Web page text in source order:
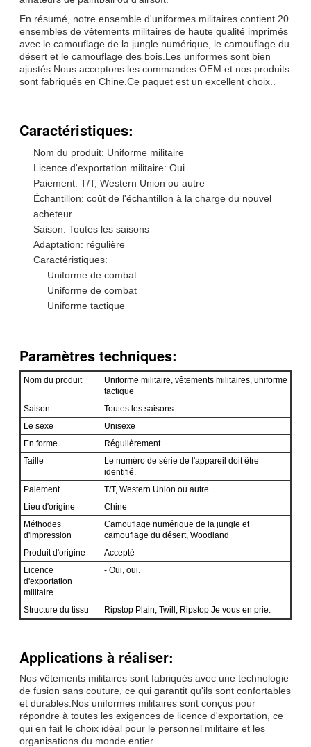
En résumé, notre ensemble d'uniformes militaires contient 20
ensembles de vêtements militaires de haute qualité imprimés
avec le camouflage de la jungle numérique, le camouflage du
désert et le camouflage des bois.Les uniformes sont bien
ajustés.Nous acceptons les commandes OEM et nos produits
sont fabriqués en Chine.Ce paquet est un excellent choix..
Caractéristiques:
Nom du produit: Uniforme militaire
Licence d'exportation militaire: Oui
Paiement: T/T, Western Union ou autre
Échantillon: coût de l'échantillon à la charge du nouvel
acheteur
Saison: Toutes les saisons
Adaptation: régulière
Caractéristiques:
Uniforme de combat
Uniforme de combat
Uniforme tactique
Paramètres techniques:
Nom du produit
Uniforme militaire, vêtements militaires, uniforme
tactique
Saison
Toutes les saisons
Le sexe
Unisexe
En forme
Régulièrement
Taille
Le numéro de série de l'appareil doit être
identifié.
Paiement
T/T, Western Union ou autre
Lieu d'origine
Chine
Méthodes
d'impression
Camouflage numérique de la jungle et
camouflage du désert, Woodland
Produit d'origine
Accepté
Licence
d'exportation
militaire
- Oui, oui.
Structure du tissu Ripstop Plain, Twill, Ripstop Je vous en prie.
Applications à réaliser:
Nos vêtements militaires sont fabriqués avec une technologie
de fusion sans couture, ce qui garantit qu'ils sont confortables
et durables.Nos uniformes militaires sont conçus pour
répondre à toutes les exigences de licence d'exportation, ce
qui en fait le choix idéal pour le personnel militaire et les
organisations du monde entier.